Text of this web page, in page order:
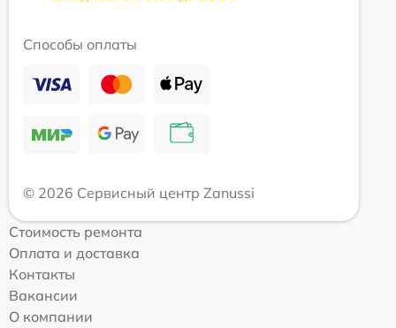
Способы оплаты
© 2026 Сервисный центр Zanussi
Стоимость ремонта
Оплата и доставка
Контакты
Вакансии
О компании